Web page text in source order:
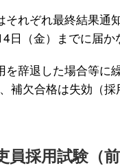
れぞれ最終結果
日（金）までに届か
辞退した場合等
補欠合格は失効（
員採用試験（